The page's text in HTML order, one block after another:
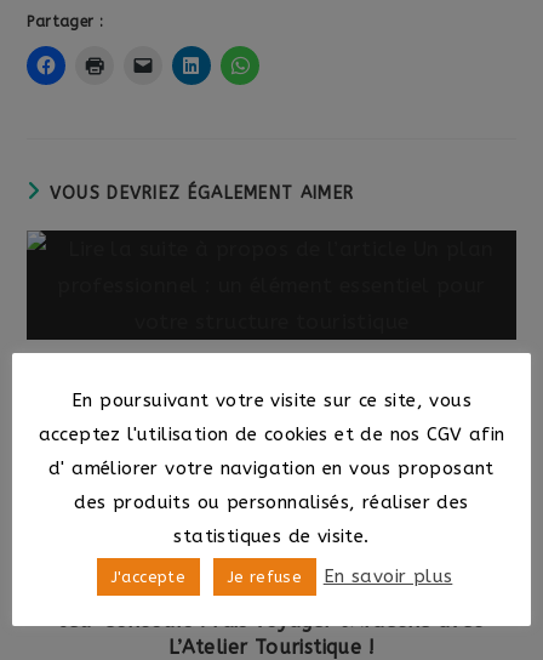
Partager :
VOUS DEVRIEZ ÉGALEMENT AIMER
pour votre structure touristique
8 juin 2025
Jeu-Concours : Fais voyager l’Ardèche avec
L’Atelier Touristique !
En poursuivant votre visite sur ce site, vous
acceptez l'utilisation de cookies et de nos CGV afin
d' améliorer votre navigation en vous proposant
des produits ou personnalisés, réaliser des
statistiques de visite.
J'accepte Je refuse En savoir plus